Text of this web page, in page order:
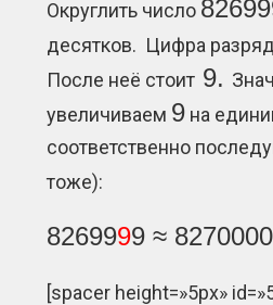
Округлить число
десятков. Цифра
После неё стоит 9.
увеличиваем 9 на
соответственно
тоже):
8269999 ≈ 8270000
[spacer height=»5px»